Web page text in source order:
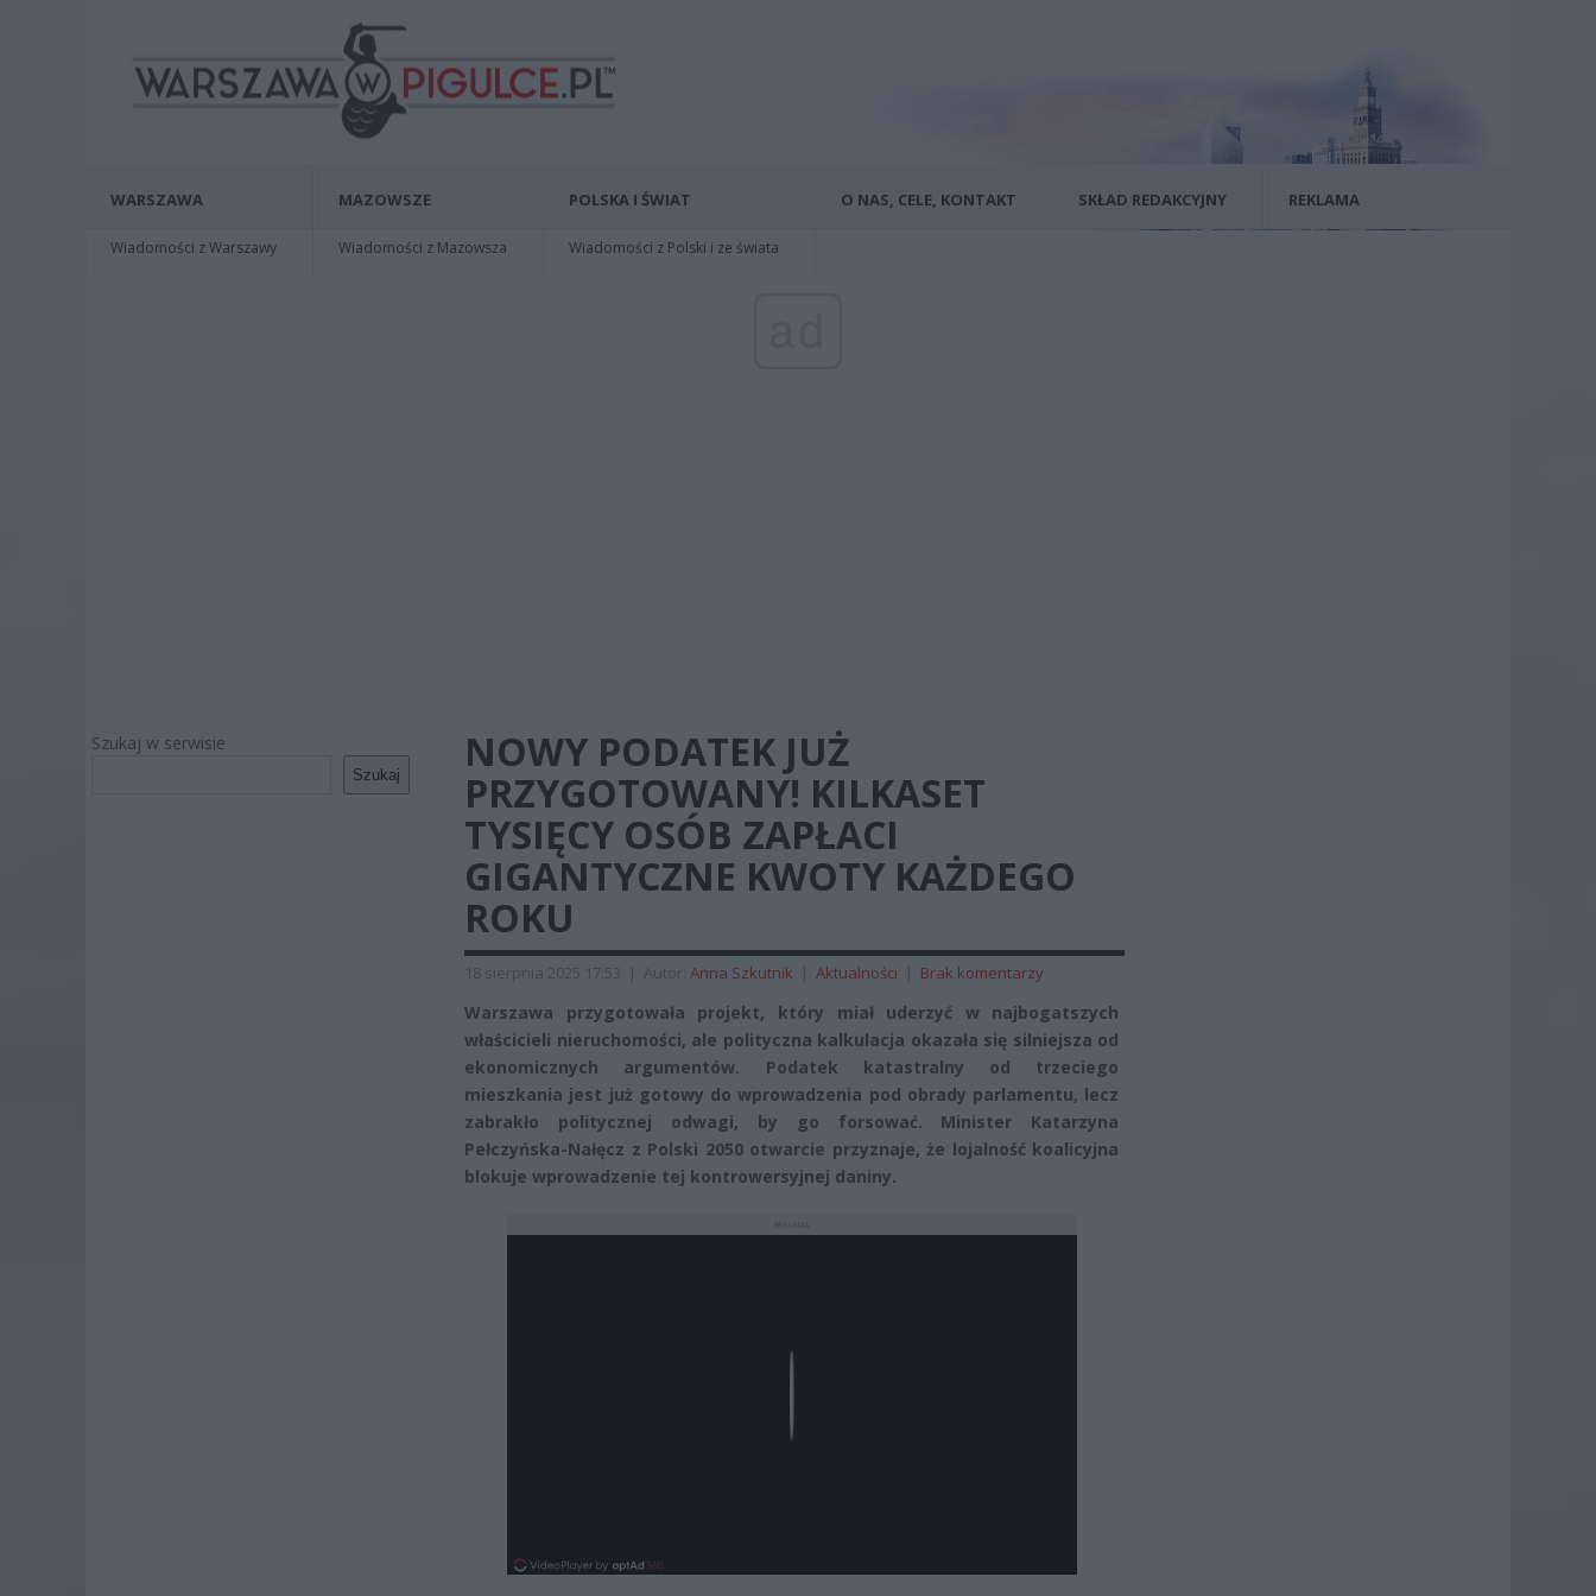
WARSZAWA
Wiadomości z Warszawy
MAZOWSZE
Wiadomości z Mazowsza
POLSKA I ŚWIAT
Wiadomości z Polski i ze świata
O NAS, CELE, KONTAKT SKŁAD REDAKCYJNY REKLAMA
Szukaj w serwisie
Szukaj
NOWY PODATEK JUŻ
PRZYGOTOWANY! KILKASET
TYSIĘCY OSÓB ZAPŁACI
GIGANTYCZNE KWOTY KAŻDEGO
ROKU
18 sierpnia 2025 17:53 | Autor: Anna Szkutnik | Aktualności | Brak komentarzy
Warszawa przygotowała projekt, który miał uderzyć w najbogatszych
właścicieli nieruchomości, ale polityczna kalkulacja okazała się silniejsza od
ekonomicznych argumentów. Podatek katastralny od trzeciego
mieszkania jest już gotowy do wprowadzenia pod obrady parlamentu, lecz
zabrakło politycznej odwagi, by go forsować. Minister Katarzyna
Pełczyńska-Nałęcz z Polski 2050 otwarcie przyznaje, że lojalność koalicyjna
blokuje wprowadzenie tej kontrowersyjnej daniny.